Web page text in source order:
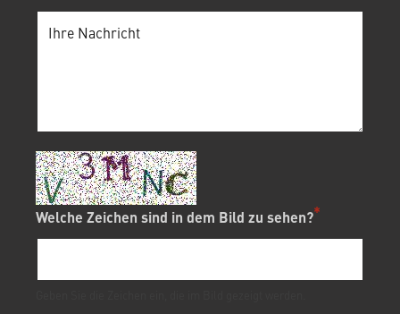
Welche Zeichen sind in dem Bild zu sehen?